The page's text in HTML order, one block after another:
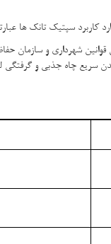
سپتیک تانک ها
قوانین شهرداری و سازمان
سریع چاه جذبی و